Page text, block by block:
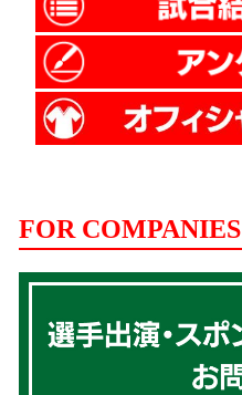
FOR COMPANIES